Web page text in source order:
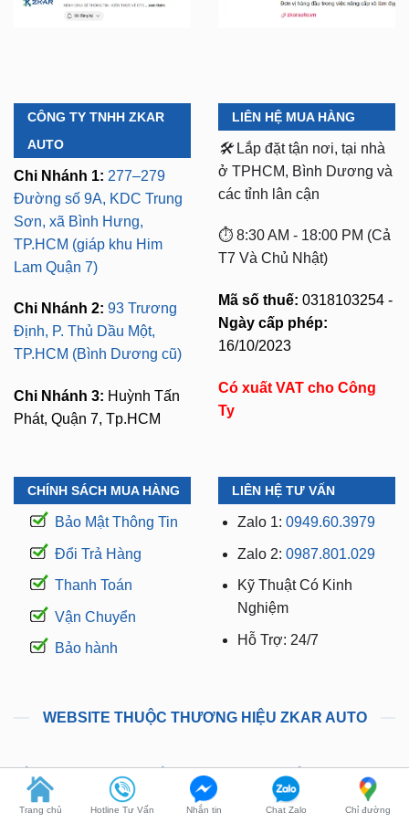
CÔNG TY TNHH ZKAR
AUTO
Chi Nhánh 1: 277–279
Đường số 9A, KDC Trung
Sơn, xã Bình Hưng,
TP.HCM (giáp khu Him
Lam Quận 7)
Chi Nhánh 2: 93 Trương
Định, P. Thủ Dầu Một,
TP.HCM (Bình Dương cũ)
Chi Nhánh 3: Huỳnh Tấn
Phát, Quận 7, Tp.HCM
LIÊN HỆ MUA HÀNG
🛠️ Lắp đặt tận nơi, tại nhà
ở TPHCM, Bình Dương và
các tỉnh lân cận
⏱️ 8:30 AM - 18:00 PM (Cả
T7 Và Chủ Nhật)
Mã số thuế: 0318103254 -
Ngày cấp phép:
16/10/2023
Có xuất VAT cho Công
Ty
CHÍNH SÁCH MUA HÀNG
Bảo Mật Thông Tin
Đổi Trả Hàng
Thanh Toán
Vận Chuyển
Bảo hành
LIÊN HỆ TƯ VẤN
Zalo 1: 0949.60.3979
Zalo 2: 0987.801.029
Kỹ Thuật Có Kinh
Nghiệm
Hỗ Trợ: 24/7
WEBSITE THUỘC THƯƠNG HIỆU ZKAR AUTO
Trang chủ Hotline Tư Vấn Nhắn tin Chat Zalo Chỉ đường